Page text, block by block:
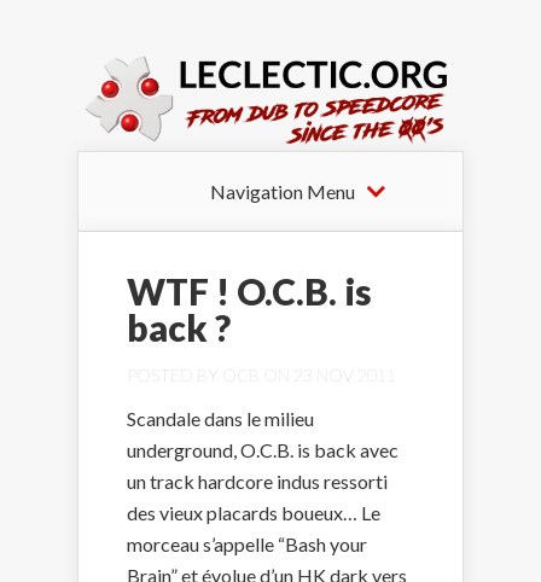
Navigation Menu
WTF ! O.C.B. is
back ?
POSTED BY OCB ON 23 NOV 2011
Scandale dans le milieu
underground, O.C.B. is back avec
un track hardcore indus ressorti
des vieux placards boueux… Le
morceau s’appelle “Bash your
Brain” et évolue d’un HK dark vers